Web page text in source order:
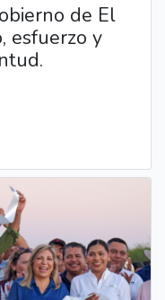
de El
esfuerzo y